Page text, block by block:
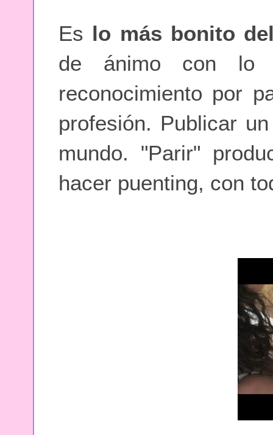
Es lo más bonito
de ánimo con lo
reconocimiento por
profesión. Publicar
mundo. "Parir"
hacer puenting, con